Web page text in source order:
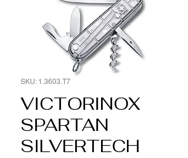
SKU: 1.3603.T7
VICTORINOX
SPARTAN
SILVERTECH